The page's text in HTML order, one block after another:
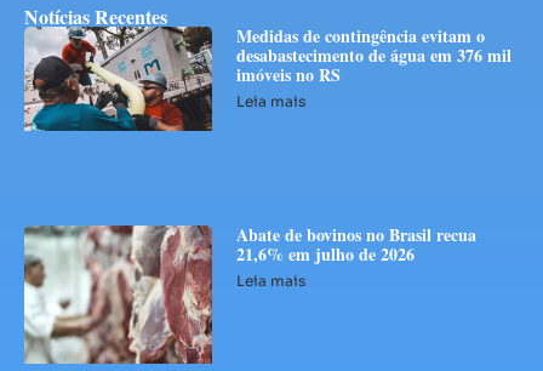
Notícias Recentes
Medidas de contingência evitam o
desabastecimento de água em 376 mil
imóveis no RS
Leia mais
Abate de bovinos no Brasil recua
21,6% em julho de 2026
Leia mais